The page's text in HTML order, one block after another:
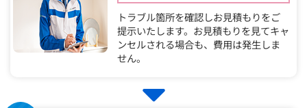
トラブル箇所を確認しお見積もりをご
提示いたします。お見積もりを見てキャ
ンセルされる場合も、費用は発生しま
せん。